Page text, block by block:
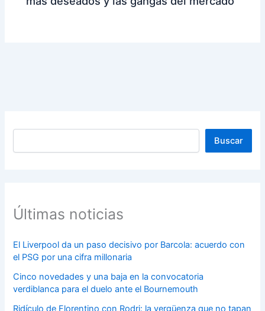
Buscar
Buscar
Últimas noticias
El Liverpool da un paso decisivo por Barcola: acuerdo con
el PSG por una cifra millonaria
Cinco novedades y una baja en la convocatoria
verdiblanca para el duelo ante el Bournemouth
Ridículo de Florentino con Rodri: la vergüenza que no tapan